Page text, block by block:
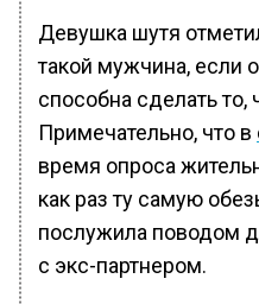
Девушка шутя
такой мужчина, если
способна сделать то,
Примечательно, что в
время опроса
как раз ту самую
послужила поводом
с экс-партнером.